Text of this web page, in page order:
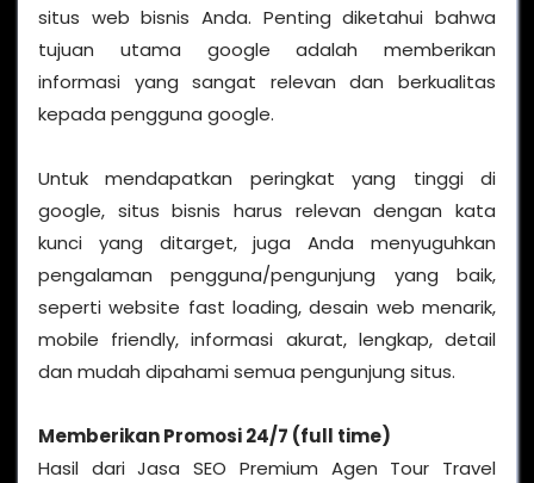
situs web bisnis Anda. Penting diketahui bahwa
tujuan utama google adalah memberikan
informasi yang sangat relevan dan berkualitas
kepada pengguna google.
Untuk mendapatkan peringkat yang tinggi di
google, situs bisnis harus relevan dengan kata
kunci yang ditarget, juga Anda menyuguhkan
pengalaman pengguna/pengunjung yang baik,
seperti website fast loading, desain web menarik,
mobile friendly, informasi akurat, lengkap, detail
dan mudah dipahami semua pengunjung situs.
Memberikan Promosi 24/7 (full time)
Hasil dari Jasa SEO Premium Agen Tour Travel